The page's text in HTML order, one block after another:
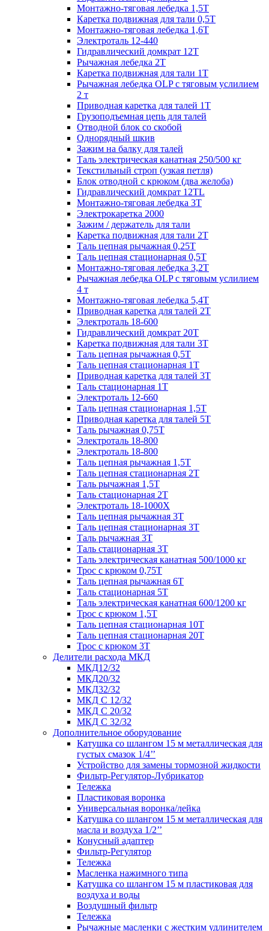
Монтажно-тяговая лебедка 1,5Т
Каретка подвижная для тали 0,5Т
Монтажно-тяговая лебедка 1,6Т
Электроталь 12-440
Гидравлический домкрат 12Т
Рычажная лебедка 2Т
Каретка подвижная для тали 1Т
Рычажная лебедка OLP с тяговым услилием
2 т
Приводная каретка для талей 1Т
Грузоподъемная цепь для талей
Отводной блок со скобой
Однорядный шкив
Зажим на балку для талей
Таль электрическая канатная 250/500 кг
Текстильный строп (узкая петля)
Блок отводной с крюком (два желоба)
Гидравлический домкрат 12TL
Монтажно-тяговая лебедка 3Т
Электрокаретка 2000
Зажим / держатель для тали
Каретка подвижная для тали 2Т
Таль цепная рычажная 0,25Т
Таль цепная стационарная 0,5Т
Монтажно-тяговая лебедка 3,2Т
Рычажная лебедка OLP с тяговым услилием
4 т
Монтажно-тяговая лебедка 5,4Т
Приводная каретка для талей 2Т
Электроталь 18-600
Гидравлический домкрат 20T
Каретка подвижная для тали 3Т
Таль цепная рычажная 0,5Т
Таль цепная стационарная 1Т
Приводная каретка для талей 3Т
Таль стационарная 1Т
Электроталь 12-660
Таль цепная стационарная 1,5Т
Приводная каретка для талей 5Т
Таль рычажная 0,75Т
Электроталь 18-800
Электроталь 18-800
Таль цепная рычажная 1,5Т
Таль цепная стационарная 2Т
Таль рычажная 1,5Т
Таль стационарная 2Т
Электроталь 18-1000X
Таль цепная рычажная 3Т
Таль цепная стационарная 3Т
Таль рычажная 3Т
Таль стационарная 3Т
Таль электрическая канатная 500/1000 кг
Трос с крюком 0,75Т
Таль цепная рычажная 6Т
Таль стационарная 5Т
Таль электрическая канатная 600/1200 кг
Трос с крюком 1,5Т
Таль цепная стационарная 10Т
Таль цепная стационарная 20Т
Трос с крюком 3Т
Делители расхода МКД
МКД12/32
МКД20/32
МКД32/32
МКД С 12/32
МКД С 20/32
МКД С 32/32
Дополнительное оборудование
Катушка со шлангом 15 м металлическая для
густых смазок 1/4’’
Устройство для замены тормозной жидкости
Фильтр-Регулятор-Лубрикатор
Тележка
Пластиковая воронка
Универсальная воронка/лейка
Катушка со шлангом 15 м металлическая для
масла и воздуха 1/2’’
Конусный адаптер
Фильтр-Регулятор
Тележка
Масленка нажимного типа
Катушка со шлангом 15 м пластиковая для
воздуха и воды
Воздушный фильтр
Тележка
Рычажные масленки с жестким удлинителем